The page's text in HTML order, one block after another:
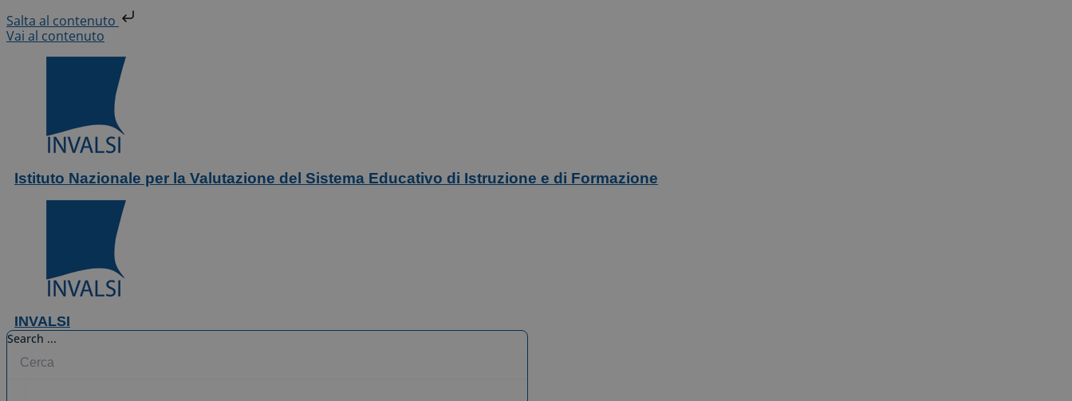
Salta al contenuto
Vai al contenuto
Istituto Nazionale per la Valutazione del Sistema Educativo di Istruzione e di Formazione
INVALSI
Search ...